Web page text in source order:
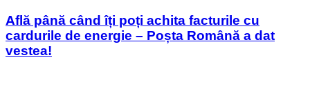
Află până când îți poți achita facturile cu
cardurile de energie – Poșta Română a dat
vestea!